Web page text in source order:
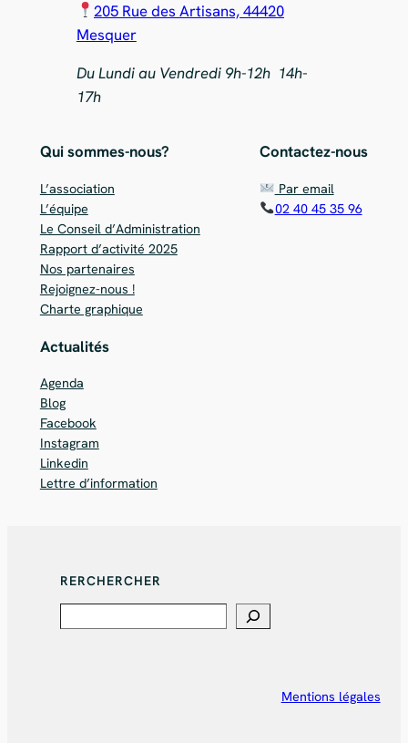
205 Rue des Artisans, 44420
Mesquer
Du Lundi au Vendredi 9h-12h 14h-
17h
Qui sommes-nous?
L’association
L’équipe
Le Conseil d’Administration
Rapport d’activité 2025
Nos partenaires
Rejoignez-nous !
Charte graphique
Contactez-nous
Par email
02 40 45 35 96
Actualités
Agenda
Blog
Facebook
Instagram
Linkedin
Lettre d’information
RERCHERCHER
Mentions légales